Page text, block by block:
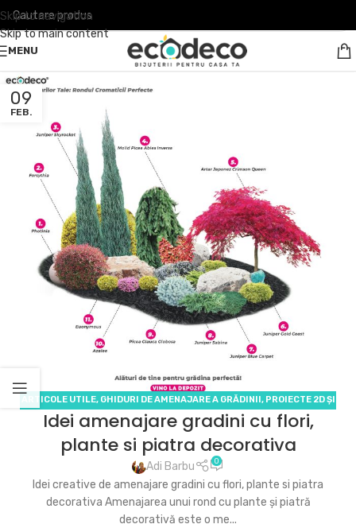
Skip to navigation
Skip to main content
MENU
09
FEB.
ARTICOLE UTILE, GHIDURI DE AMENAJARE A GRĂDINII , PROIECTE 2D ȘI
3D, SERVICII ECODECO
Idei amenajare gradini cu flori,
plante si piatra decorativa
Adi Barbu 0
Idei creative de amenajare gradini cu flori, plante si piatra
decorativa Amenajarea unui rond cu plante și piatră
decorativă este o me...